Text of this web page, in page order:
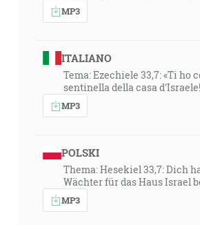
MP3
ITALIANO
Tema: Ezechiele 33,7: «Ti ho
sentinella della casa
MP3
POLSKI
Thema: Hesekiel 33,7: Dich
Wächter für das Haus Israel
MP3